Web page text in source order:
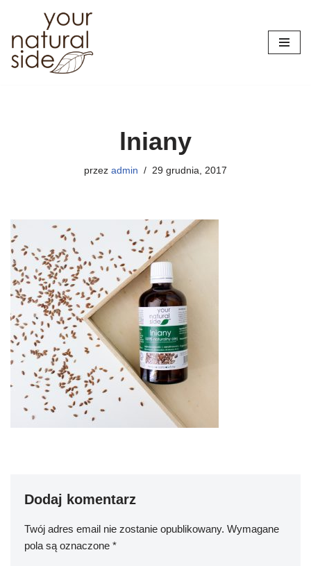
Przejdź
do
treści
lniany
przez admin 29 grudnia, 2017
Dodaj komentarz
Twój adres email nie zostanie opublikowany. Wymagane
pola są oznaczone *